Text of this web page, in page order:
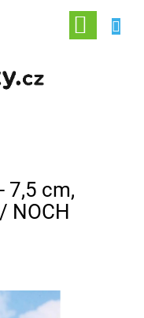
NÁKUPNÍ
KOŠÍK
7,5 cm,
NOCH